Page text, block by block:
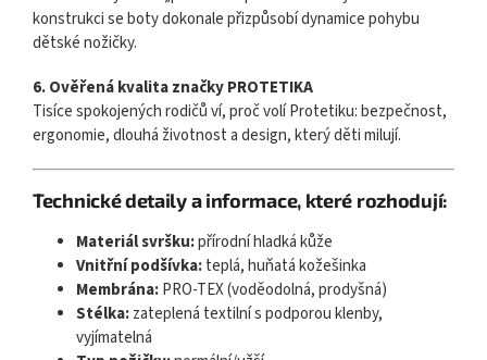
konstrukci se boty dokonale přizpůsobí dynamice pohybu
dětské nožičky.
6. Ověřená kvalita značky PROTETIKA
Tisíce spokojených rodičů ví, proč volí Protetiku: bezpečnost,
ergonomie, dlouhá životnost a design, který děti milují.
Technické detaily a informace, které rozhodují:
Materiál svršku:přírodní hladká kůže
Vnitřní podšívka:teplá, huňatá kožešinka
Membrána:PRO-TEX (voděodolná, prodyšná)
Stélka:zateplená textilní s podporou klenby,
vyjímatelná